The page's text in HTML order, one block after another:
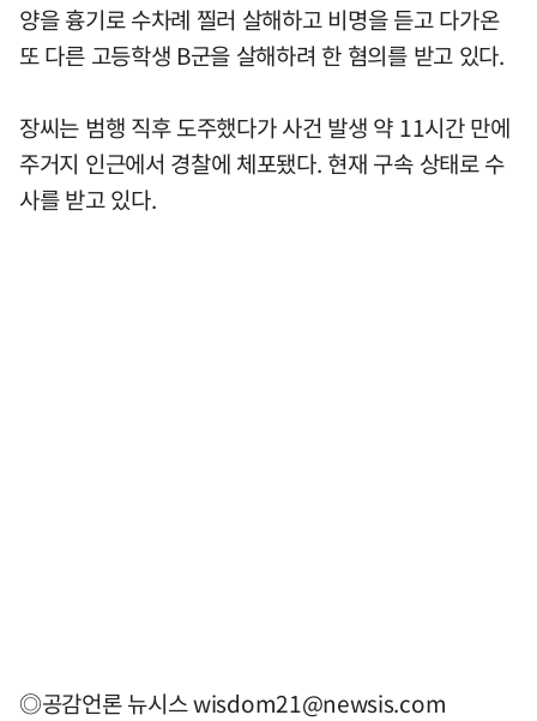
양을 흉기로 수차례 찔러 살해하고 비명을 듣고 다가온
또 다른 고등학생 B군을 살해하려 한 혐의를 받고 있다.
장씨는 범행 직후 도주했다가 사건 발생 약 11시간 만에
주거지 인근에서 경찰에 체포됐다. 현재 구속 상태로 수
사를 받고 있다.
◎공감언론 뉴시스wisdom21@newsis.com